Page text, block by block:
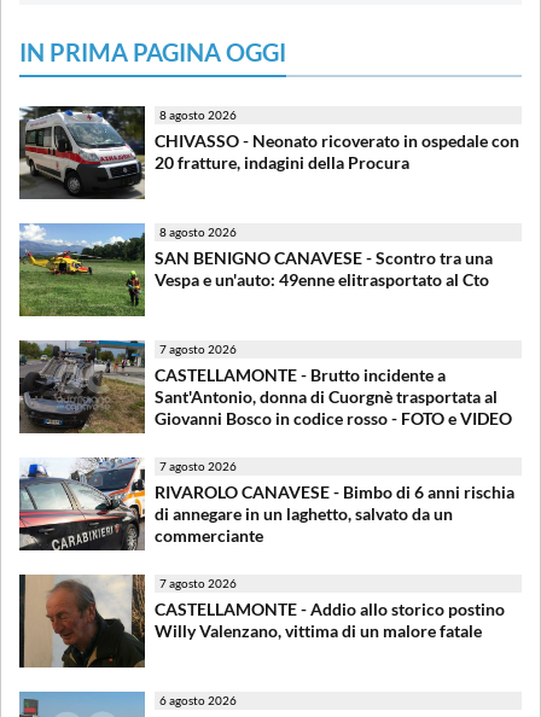
IN PRIMA PAGINA OGGI
8 agosto 2026
CHIVASSO - Neonato ricoverato in ospedale con
20 fratture, indagini della Procura
8 agosto 2026
SAN BENIGNO CANAVESE - Scontro tra una
Vespa e un'auto: 49enne elitrasportato al Cto
7 agosto 2026
CASTELLAMONTE - Brutto incidente a
Sant'Antonio, donna di Cuorgnè trasportata al
Giovanni Bosco in codice rosso - FOTO e VIDEO
7 agosto 2026
RIVAROLO CANAVESE - Bimbo di 6 anni rischia
di annegare in un laghetto, salvato da un
commerciante
7 agosto 2026
CASTELLAMONTE - Addio allo storico postino
Willy Valenzano, vittima di un malore fatale
6 agosto 2026